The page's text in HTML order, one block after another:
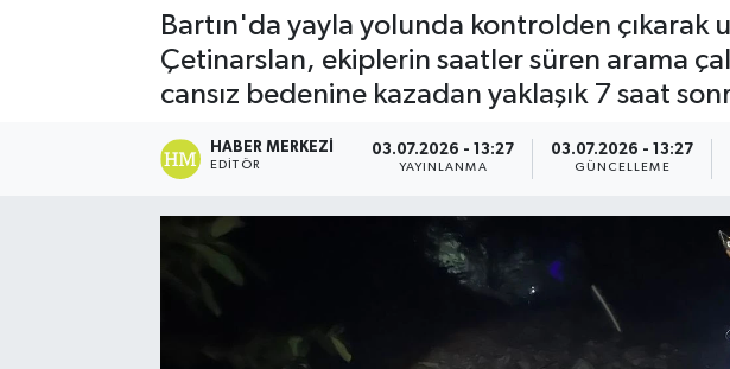
Bartın'da yayla yolunda kontrolden çıkarak
Çetinarslan, ekiplerin saatler süren arama
cansız bedenine kazadan yaklaşık 7 saat
HABER MERKEZI
EDITÖR
03.07.2026 - 13:27
YAYINLANMA
03.07.2026 - 13:27
GÜNCELLEME